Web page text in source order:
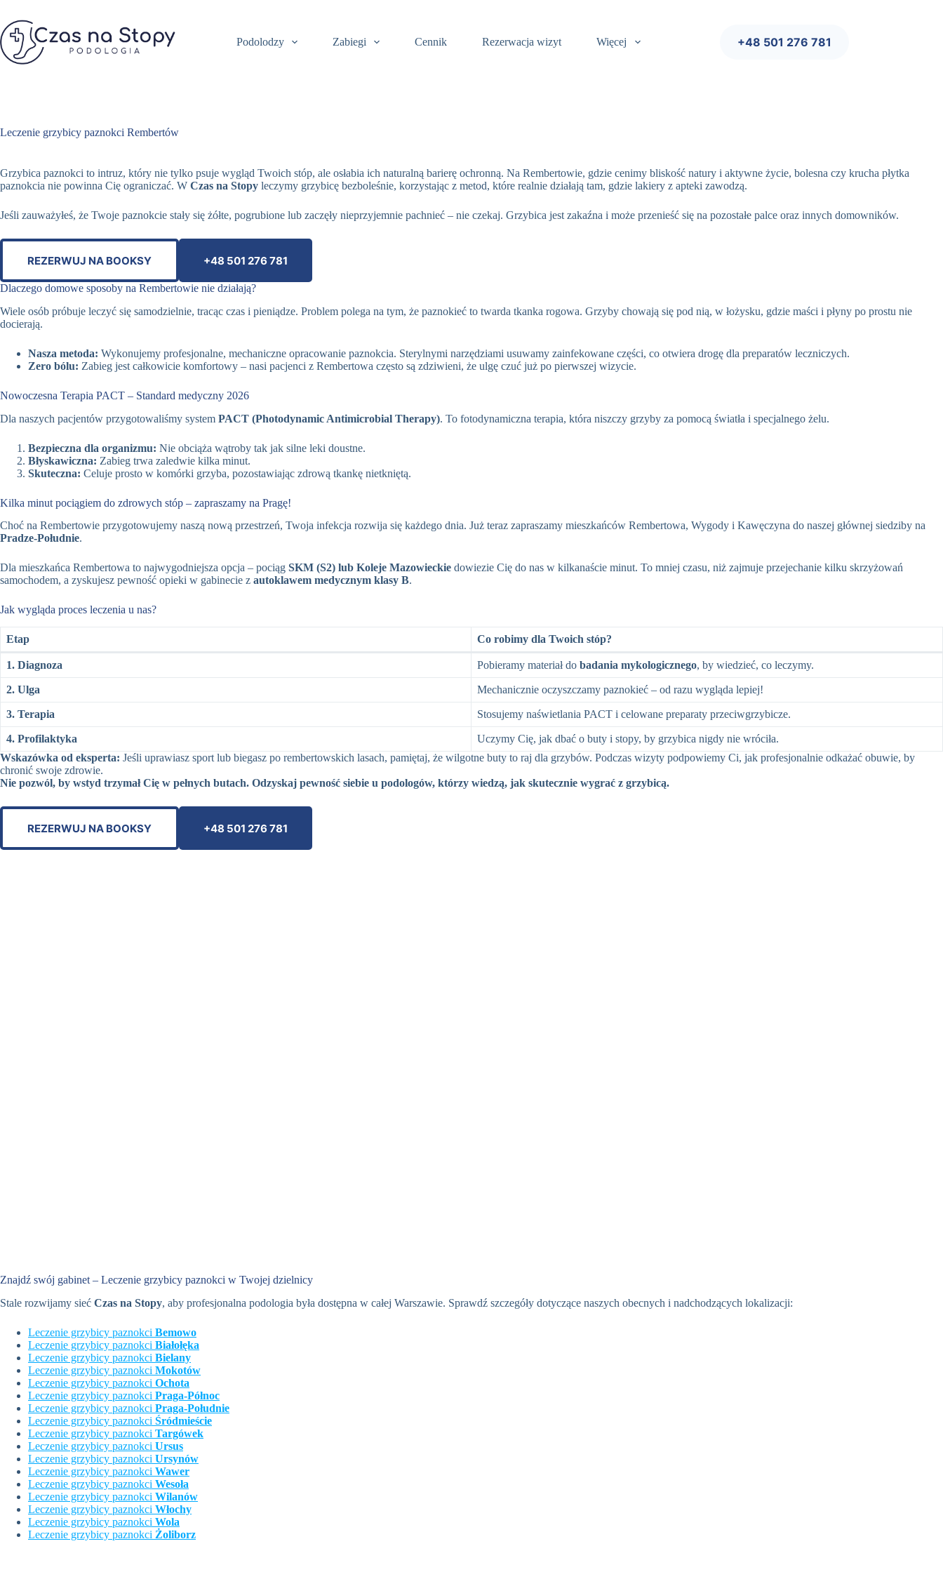
treści
Podolodzy
Zabiegi Cennik Rezerwacja wizyt Więcej +48 501 276 781
Leczenie grzybicy paznokci Rembertów
Grzybica paznokci to intruz, który nie tylko psuje wygląd Twoich stóp, ale osłabia ich naturalną barierę ochronną. Na Rembertowie, gdzie cenimy bliskość natury i aktywne życie, bolesna czy krucha płytka
paznokcia nie powinna Cię ograniczać. W Czas na Stopy leczymy grzybicę bezboleśnie, korzystając z metod, które realnie działają tam, gdzie lakiery z apteki zawodzą.
Jeśli zauważyłeś, że Twoje paznokcie stały się żółte, pogrubione lub zaczęły nieprzyjemnie pachnieć – nie czekaj. Grzybica jest zakaźna i może przenieść się na pozostałe palce oraz innych domowników.
REZERWUJ NA BOOKSY +48 501 276 781
Dlaczego domowe sposoby na Rembertowie nie działają?
Wiele osób próbuje leczyć się samodzielnie, tracąc czas i pieniądze. Problem polega na tym, że paznokieć to twarda tkanka rogowa. Grzyby chowają się pod nią, w łożysku, gdzie maści i płyny po prostu nie
docierają.
Nasza metoda: Wykonujemy profesjonalne, mechaniczne opracowanie paznokcia. Sterylnymi narzędziami usuwamy zainfekowane części, co otwiera drogę dla preparatów leczniczych.
Zero bólu: Zabieg jest całkowicie komfortowy – nasi pacjenci z Rembertowa często są zdziwieni, że ulgę czuć już po pierwszej wizycie.
Nowoczesna Terapia PACT – Standard medyczny 2026
Dla naszych pacjentów przygotowaliśmy system PACT (Photodynamic Antimicrobial Therapy). To fotodynamiczna terapia, która niszczy grzyby za pomocą światła i specjalnego żelu.
Bezpieczna dla organizmu: Nie obciąża wątroby tak jak silne leki doustne.
Błyskawiczna: Zabieg trwa zaledwie kilka minut.
Skuteczna: Celuje prosto w komórki grzyba, pozostawiając zdrową tkankę nietkniętą.
Kilka minut pociągiem do zdrowych stóp – zapraszamy na Pragę!
Choć na Rembertowie przygotowujemy naszą nową przestrzeń, Twoja infekcja rozwija się każdego dnia. Już teraz zapraszamy mieszkańców Rembertowa, Wygody i Kawęczyna do naszej głównej siedziby na
Pradze-Południe.
Dla mieszkańca Rembertowa to najwygodniejsza opcja – pociąg SKM (S2) lub Koleje Mazowieckie dowiezie Cię do nas w kilkanaście minut. To mniej czasu, niż zajmuje przejechanie kilku skrzyżowań
samochodem, a zyskujesz pewność opieki w gabinecie z autoklawem medycznym klasy B.
Jak wygląda proces leczenia u nas?
Etap Co robimy dla Twoich stóp?
1. Diagnoza Pobieramy materiał do badania mykologicznego, by wiedzieć, co leczymy.
2. Ulga Mechanicznie oczyszczamy paznokieć – od razu wygląda lepiej!
3. Terapia Stosujemy naświetlania PACT i celowane preparaty przeciwgrzybicze.
4. Profilaktyka
Uczymy Cię, jak dbać o buty i stopy, by grzybica nigdy nie wróciła.
Wskazówka od eksperta: Jeśli uprawiasz sport lub biegasz po rembertowskich lasach, pamiętaj, że wilgotne buty to raj dla grzybów. Podczas wizyty podpowiemy Ci, jak profesjonalnie odkażać obuwie, by
chronić swoje zdrowie.
Nie pozwól, by wstyd trzymał Cię w pełnych butach. Odzyskaj pewność siebie u podologów, którzy wiedzą, jak skutecznie wygrać z grzybicą.
REZERWUJ NA BOOKSY +48 501 276 781
Znajdź swój gabinet – Leczenie grzybicy paznokci w Twojej dzielnicy
Stale rozwijamy sieć Czas na Stopy, aby profesjonalna podologia była dostępna w całej Warszawie. Sprawdź szczegóły dotyczące naszych obecnych i nadchodzących lokalizacji:
Leczenie grzybicy paznokci Bemowo
Leczenie grzybicy paznokci Białołęka
Leczenie grzybicy paznokci Bielany
Leczenie grzybicy paznokci Mokotów
Leczenie grzybicy paznokci Ochota
Leczenie grzybicy paznokci Praga-Północ
Leczenie grzybicy paznokci Praga-Południe
Leczenie grzybicy paznokci Śródmieście
Leczenie grzybicy paznokci Targówek
Leczenie grzybicy paznokci Ursus
Leczenie grzybicy paznokci Ursynów
Leczenie grzybicy paznokci Wawer
Leczenie grzybicy paznokci Wesoła
Leczenie grzybicy paznokci Wilanów
Leczenie grzybicy paznokci Włochy
Leczenie grzybicy paznokci Wola
Leczenie grzybicy paznokci Żoliborz